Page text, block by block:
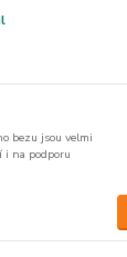
bezu jsou velmi
na podporu